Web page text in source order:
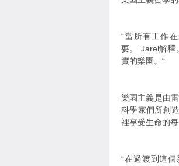
“當所有工作
耍。”Jarel解
實的樂園。“
樂園主義是由
科學家們所創
裡享受生命的每
“在過渡到這